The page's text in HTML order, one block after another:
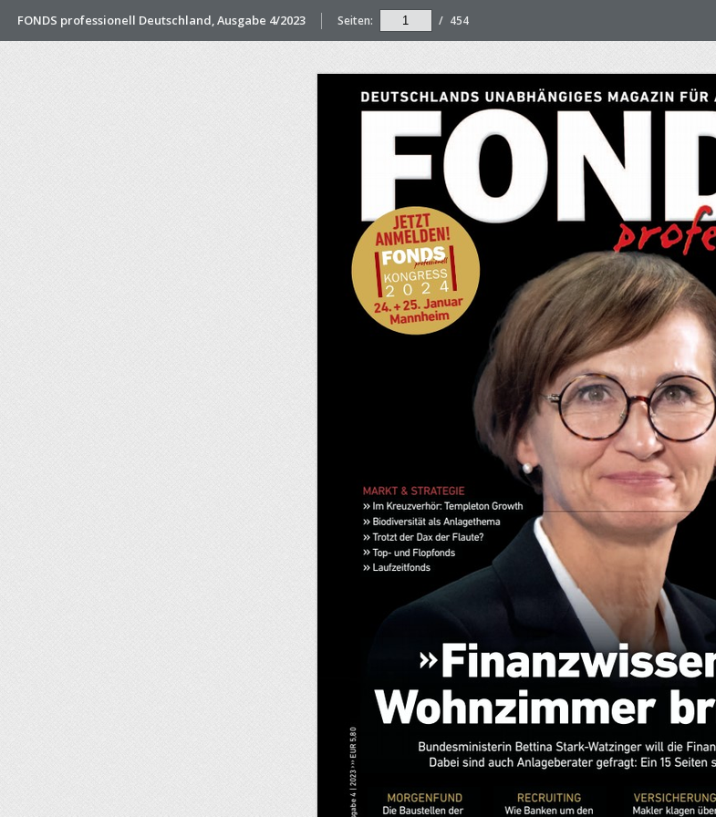
FONDS professionell Deutschland, Ausgabe 4/2023 Seiten: / 454